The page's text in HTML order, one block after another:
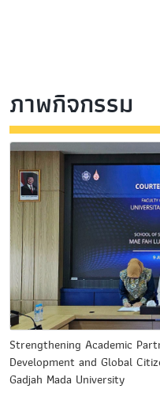
ภาพกิจกรรม
Strengthening Academic
Development and Global
Gadjah Mada University